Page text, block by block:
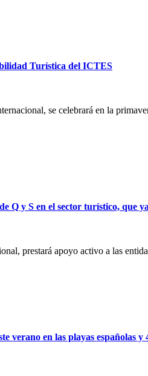
Turística del ICTES
se celebrará en la
Q y S en el sector turístico, que
prestará apoyo activo a las
verano en las playas españolas